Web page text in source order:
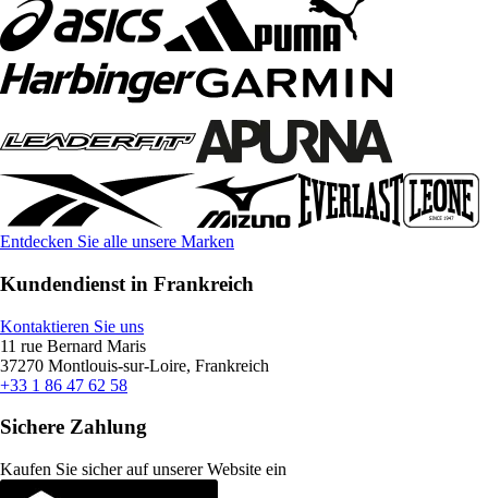
Entdecken Sie alle unsere Marken
Kundendienst in Frankreich
Kontaktieren Sie uns
11 rue Bernard Maris
37270 Montlouis-sur-Loire, Frankreich
+33 1 86 47 62 58
Sichere Zahlung
Kaufen Sie sicher auf unserer Website ein